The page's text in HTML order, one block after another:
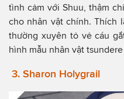
tình cảm với Shuu, thậm
cho nhân vật chính. Thích
thường xuyên tỏ vẻ cáu
hình mẫu nhân vật tsundere
3. Sharon Holygrail